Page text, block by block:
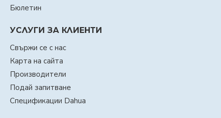
Бюлетин
УСЛУГИ ЗА КЛИЕНТИ
Свържи се с нас
Карта на сайта
Производители
Подай запитване
Спецификации Dahua